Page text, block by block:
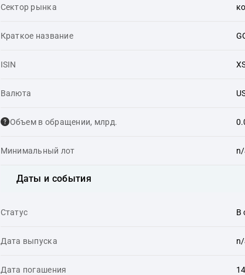
Сектор рынка
Краткое название
ISIN
Валюта
Объем в обращении, млрд.
Минимальный лот
Даты и события
Статус В
Дата выпуска
Дата погашения